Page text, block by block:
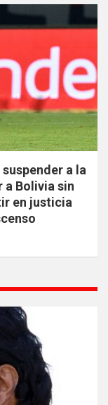
a la
a Bolivia sin
en justicia